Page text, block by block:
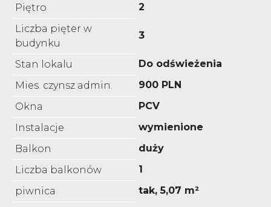
Piętro
2
Liczba pięter w
budynku
3
Stan lokalu
Do odświeżenia
Mies. czynsz admin.
900 PLN
Okna
PCV
Instalacje
wymienione
Balkon
duży
Liczba balkonów
1
piwnica
tak, 5,07 m²